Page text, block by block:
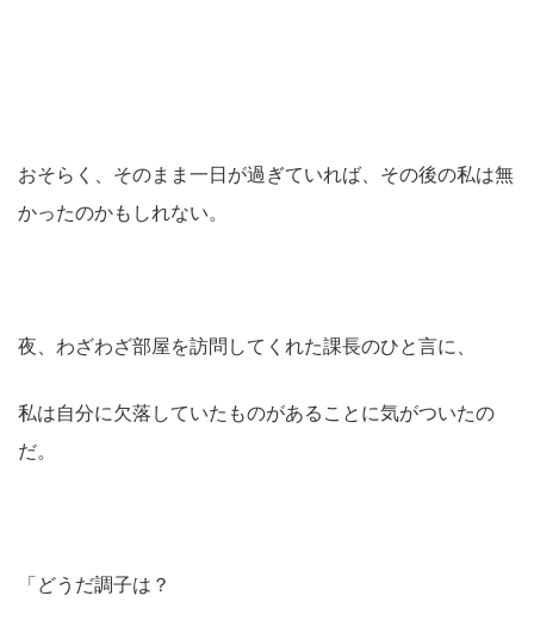
おそらく、そのまま一日が過ぎていれば、その後の私は無
かったのかもしれない。
夜、わざわざ部屋を訪問してくれた課長のひと言に、
私は自分に欠落していたものがあることに気がついたの
だ。
「どうだ調子は？